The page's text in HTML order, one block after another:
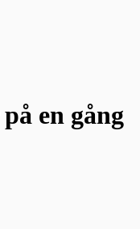
på en gång